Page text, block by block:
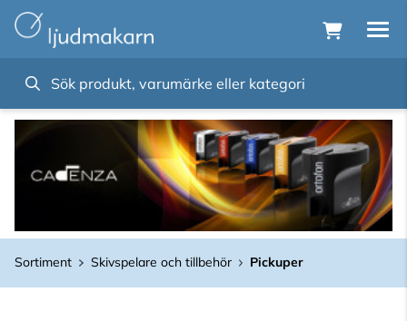
Sortiment Skivspelare och tillbehör Pickuper